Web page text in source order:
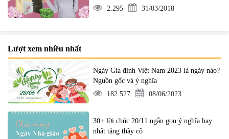
2.295
31/03/2018
Lượt xem nhiều nhất
Ngày Gia đình Việt Nam 2023 là ngày nào?
Nguồn gốc và ý nghĩa
182.527
08/06/2023
30+ lời chúc 20/11 ngắn gọn ý nghĩa hay
nhất tặng thầy cô